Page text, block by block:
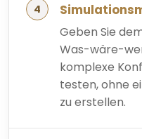
Geben Sie
Was-wäre-
komplexe
testen, ohne
zu erstellen.